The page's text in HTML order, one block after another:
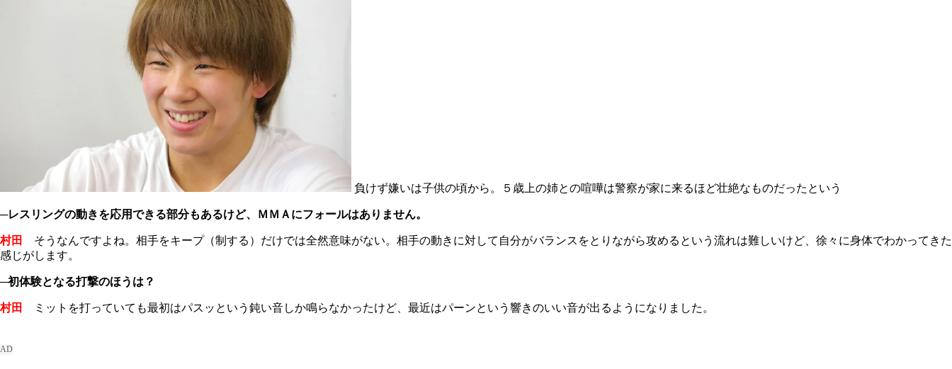
負けず嫌いは子供の頃から。５歳上の姉との喧嘩は警察が家に来るほど壮絶なものだったという
─レスリングの動きを応用できる部分もあるけど、ＭＭＡにフォールはありません。
村田
そうなんですよね。相手をキープ（制する）だけでは全然意味がない。相手の動きに対して自分がバランスをとりながら攻めるという流れは難しいけど、徐々に身体でわかってきた
感じがします。
─初体験となる打撃のほうは？
村田 ミットを打っていても最初はパスッという鈍い音しか鳴らなかったけど、最近はパーンという響きのいい音が出るようになりました。